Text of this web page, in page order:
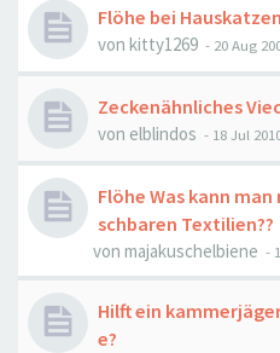
Flöhe bei Hauskatzen
von kitty1269 - 20 Aug
Zeckenähnliches
von elblindos - 18 Jul
Flöhe Was kann
schbaren Textilien??
von majakuschelbiene -
Hilft ein
e?